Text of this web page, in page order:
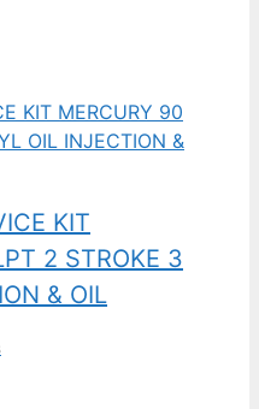
KIT
2 STROKE 3
& OIL